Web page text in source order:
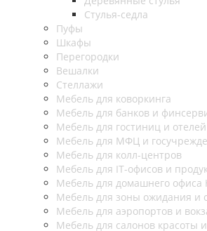
Стулья-седла
Пуфы
Шкафы
Перегородки
Вешалки
Стеллажи
Мебель для коворкинга
Мебель для банков и
Мебель для гостиниц и отелей
Мебель для МФЦ и
Мебель для колл-центров
Мебель для IT-офисов и
Мебель для домашнего офиса
Мебель для зоны ожидания и
Мебель для аэропортов и
Мебель для салонов красоты